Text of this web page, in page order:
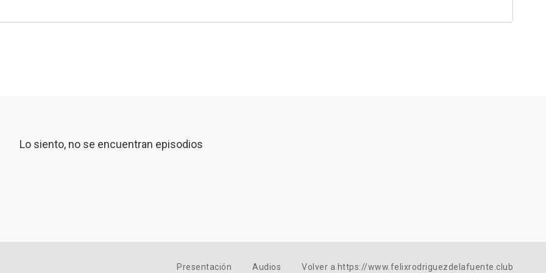
Lo siento, no se encuentran episodios
Presentación Audios Volver a https://www.felixrodriguezdelafuente.club